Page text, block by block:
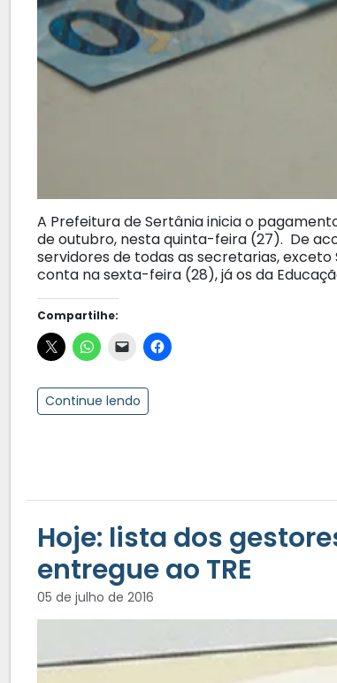
A Prefeitura de Sertânia inicia o
de outubro, nesta quinta-feira (27). De
servidores de todas as secretarias, exceto
conta na sexta-feira (28), já os da
Compartilhe:
Continue lendo
Hoje: lista dos
entregue ao TRE
05 de julho de 2016